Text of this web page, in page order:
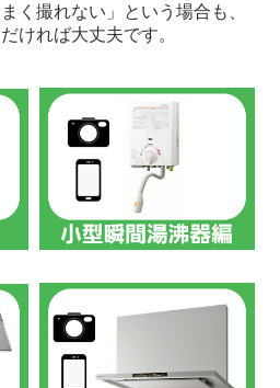
く撮れない」という場合も、
ければ大丈夫です。